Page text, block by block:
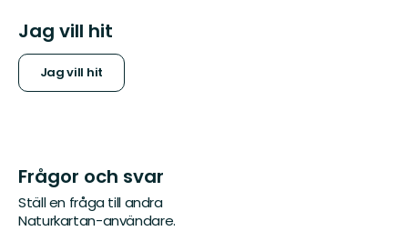
Jag vill hit
Jag vill hit
Frågor och svar
Ställ en fråga till andra
Naturkartan-användare.